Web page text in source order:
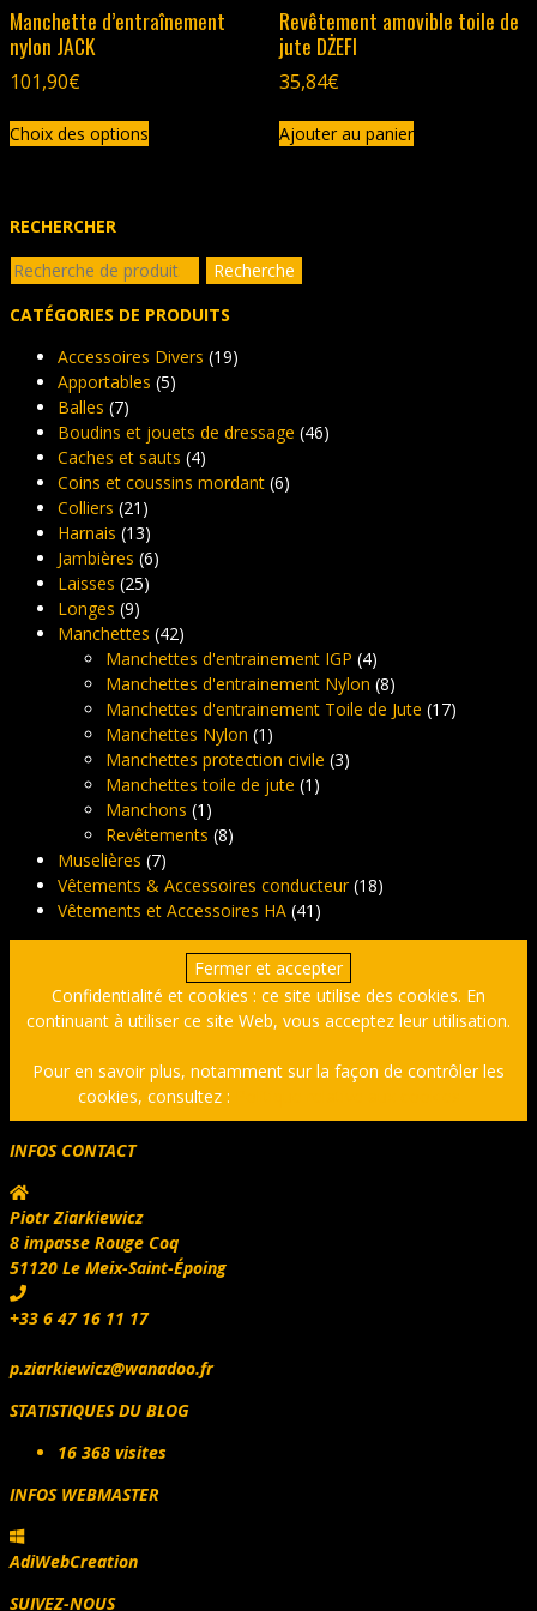
Manchette d’entraînement
nylon JACK
101,90€
Choix des options
Ce
produit
options
peuvent
être
sur
la
du
produit
Revêtement amovible toile de
jute DŻEFI
35,84€
Ajouter au panier
RECHERCHER
Recherche
pour :
Recherche
CATÉGORIES DE PRODUITS
Accessoires Divers (19)
Apportables (5)
Balles (7)
Boudins et jouets de dressage (46)
Caches et sauts (4)
Coins et coussins mordant (6)
Colliers (21)
Harnais (13)
Jambières (6)
Laisses (25)
Longes (9)
Manchettes (42)
Manchettes d'entrainement IGP (4)
Manchettes d'entrainement Nylon (8)
Manchettes d'entrainement Toile de Jute (17)
Manchettes Nylon (1)
Manchettes protection civile (3)
Manchettes toile de jute (1)
Manchons (1)
Revêtements (8)
Muselières (7)
Vêtements & Accessoires conducteur (18)
Vêtements et Accessoires HA (41)
Confidentialité et cookies : ce site utilise des cookies. En
continuant à utiliser ce site Web, vous acceptez leur utilisation.
Pour en savoir plus, notamment sur la façon de contrôler les
cookies, consultez :
INFOS CONTACT
Piotr Ziarkiewicz
8 impasse Rouge Coq
51120 Le Meix-Saint-Époing
+33 6 47 16 11 17
p.ziarkiewicz@wanadoo.fr
STATISTIQUES DU BLOG
16 368 visites
INFOS WEBMASTER
AdiWebCreation
SUIVEZ-NOUS